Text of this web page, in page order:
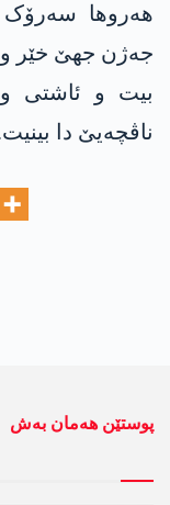
ھەروھا
جەژن جھێ خێر و
بیت و ئاشتی
ناڤچەیێ دا
پوستێن ھەمان بەش